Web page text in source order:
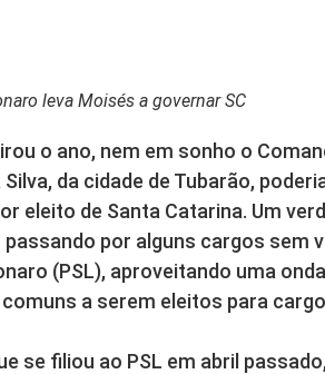
leva Moisés a governar SC
o ano, nem em sonho o
Silva, da cidade de Tubarão,
eleito de Santa Catarina. Um
por alguns cargos sem
(PSL), aproveitando uma
a serem eleitos para
se filiou ao PSL em abril